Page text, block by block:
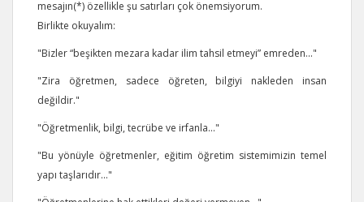
mesajın(*) özellikle şu satırları çok önemsiyorum.
Birlikte okuyalım:
"Bizler “beşikten mezara kadar ilim tahsil etmeyi” emreden..."
"Zira öğretmen, sadece öğreten, bilgiyi nakleden insan
değildir."
"Öğretmenlik, bilgi, tecrübe ve irfanla..."
"Bu yönüyle öğretmenler, eğitim öğretim sistemimizin temel
yapı taşlarıdır..."